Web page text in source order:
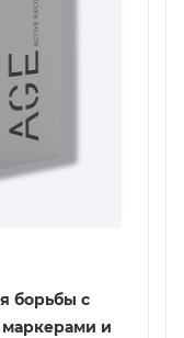
борьбы с
и